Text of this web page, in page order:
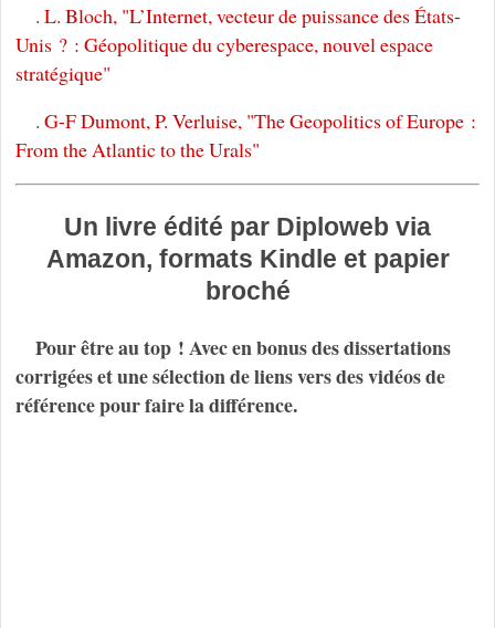
. L. Bloch, "L’Internet, vecteur de puissance des États-
Unis ? : Géopolitique du cyberespace, nouvel espace
stratégique"
. G-F Dumont, P. Verluise, "The Geopolitics of Europe :
From the Atlantic to the Urals"
Un livre édité par Diploweb via
Amazon, formats Kindle et papier
broché
Pour être au top ! Avec en bonus des dissertations
corrigées et une sélection de liens vers des vidéos de
référence pour faire la différence.